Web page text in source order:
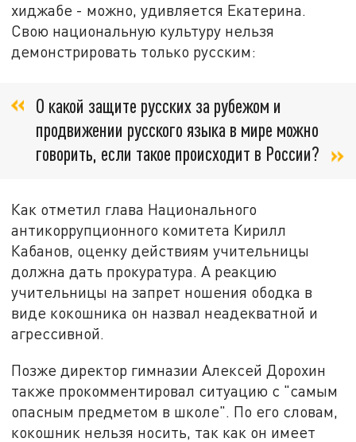
хиджабе - можно, удивляется Екатерина.
Свою национальную культуру нельзя
демонстрировать только русским:
О какой защите русских за рубежом и
продвижении русского языка в мире можно
говорить, если такое происходит в России?
Как отметил глава Национального
антикоррупционного комитета Кирилл
Кабанов, оценку действиям учительницы
должна дать прокуратура. А реакцию
учительницы на запрет ношения ободка в
виде кокошника он назвал неадекватной и
агрессивной.
Позже директор гимназии Алексей Дорохин
также прокомментировал ситуацию с "самым
опасным предметом в школе". По его словам,
кокошник нельзя носить, так как он имеет